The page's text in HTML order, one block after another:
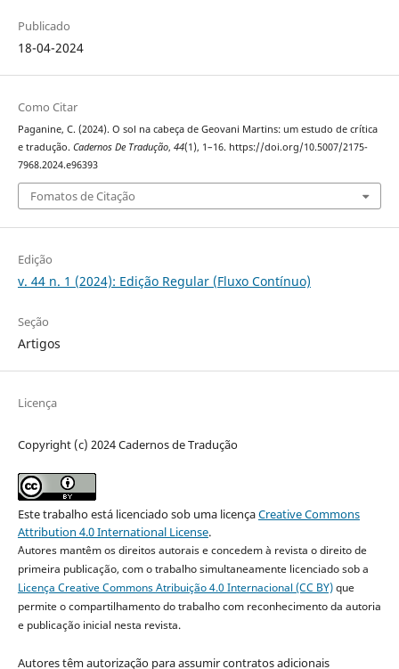
Publicado
18-04-2024
Como Citar
Paganine, C. (2024). O sol na cabeça de Geovani Martins: um estudo de crítica
e tradução. Cadernos De Tradução, 44(1), 1–16. https://doi.org/10.5007/2175-
7968.2024.e96393
Fomatos de Citação
Edição
v. 44 n. 1 (2024): Edição Regular (Fluxo Contínuo)
Seção
Artigos
Licença
Copyright (c) 2024 Cadernos de Tradução
Este trabalho está licenciado sob uma licençaCreative Commons
Attribution 4.0 International License.
Autores mantêm os direitos autorais e concedem à revista o direito de
primeira publicação, com o trabalho simultaneamente licenciado sob a
Licença Creative Commons Atribuição 4.0 Internacional (CC BY)que
permite o compartilhamento do trabalho com reconhecimento da autoria
e publicação inicial nesta revista.
Autores têm autorização para assumir contratos adicionais